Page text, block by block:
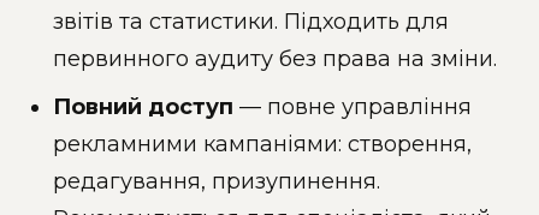
звітів та статистики. Підходить для
первинного аудиту без права на зміни.
Повний доступ — повне управління
рекламними кампаніями: створення,
редагування, призупинення.